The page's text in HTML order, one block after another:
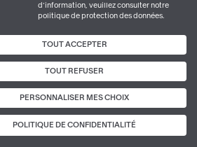
d’information, veuillez consulter notre
politique de protection des données.
TOUT ACCEPTER
TOUT REFUSER
PERSONNALISER MES CHOIX
POLITIQUE DE CONFIDENTIALITÉ